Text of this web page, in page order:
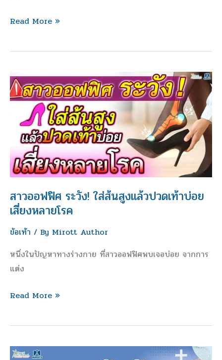
Read More »
สาวออฟฟิศ ระวัง! ใส่ส้นสูงแล้วปวดเท้าบ่อย
เสี่ยงหลายโรค
ข้อเท้า / By Mirott Author
หนึ่งในปัญหาทางร่างกาย ที่สาวออฟฟิศพบเจอบ่อย จากการ
แต่ง
สาว
ออฟฟิศ
ระวัง! ใส่
แล้ว
ปวด
เท้า
บ่อย
เสี่ยง
โรค
Read More »
อยาก